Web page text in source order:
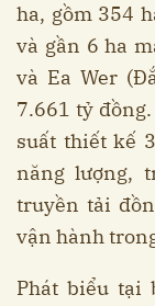
ha, gồm 354
và gần 6 ha
và Ea Wer
7.661 tỷ
suất thiết kế
năng lượng,
truyền tải
vận hành
Phát biểu tại